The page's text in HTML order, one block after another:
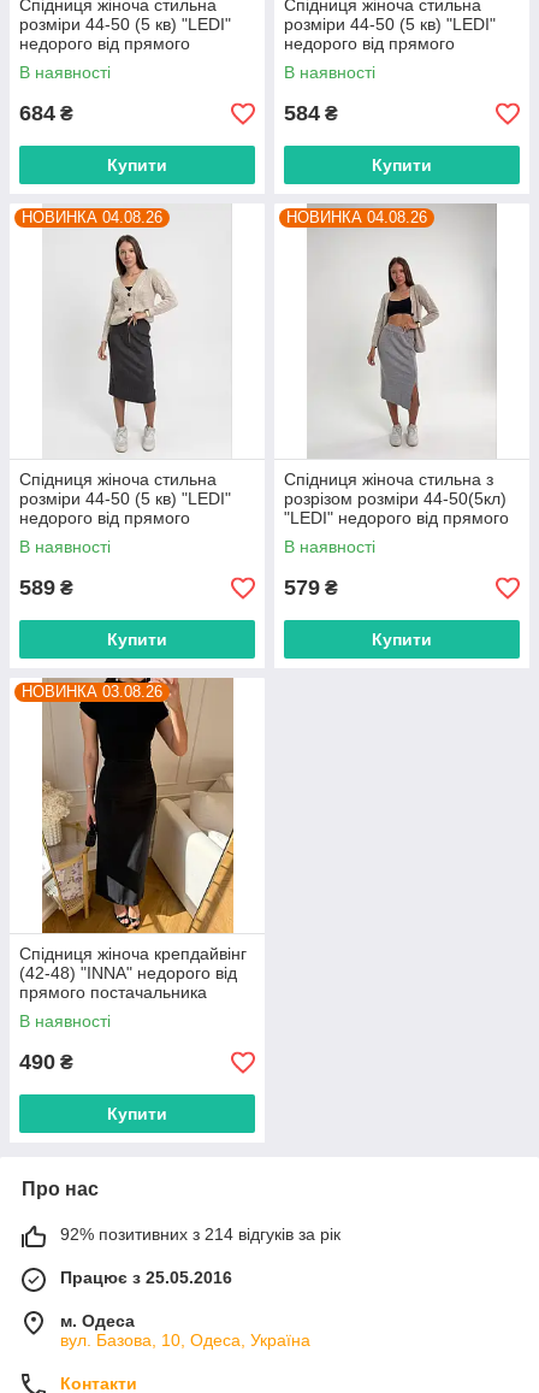
Спідниця жіноча стильна
розміри 44-50 (5 кв) "LEDI"
недорого від прямого
постачальника
В наявності
684 ₴
Купити
Спідниця жіноча стильна
розміри 44-50 (5 кв) "LEDI"
недорого від прямого
постачальника
В наявності
584 ₴
Купити
НОВИНКА 04.08.26
Спідниця жіноча стильна
розміри 44-50 (5 кв) "LEDI"
недорого від прямого
постачальника
В наявності
589 ₴
Купити
НОВИНКА 04.08.26
Спідниця жіноча стильна з
розрізом розміри 44-50(5кл)
"LEDI" недорого від прямого
постачальника
В наявності
579 ₴
Купити
НОВИНКА 03.08.26
Спідниця жіноча крепдайвінг
(42-48) "INNA" недорого від
прямого постачальника
В наявності
490 ₴
Купити
Про нас
92% позитивних з 214 відгуків за рік
Працює з 25.05.2016
м. Одеса
вул. Базова, 10, Одеса, Україна
Контакти